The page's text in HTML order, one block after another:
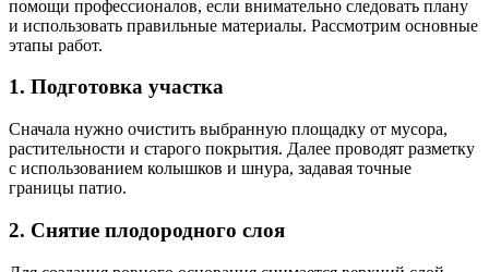
помощи профессионалов, если внимательно следовать плану
и использовать правильные материалы. Рассмотрим основные
этапы работ.
1. Подготовка участка
Сначала нужно очистить выбранную площадку от мусора,
растительности и старого покрытия. Далее проводят разметку
с использованием колышков и шнура, задавая точные
границы патио.
2. Снятие плодородного слоя